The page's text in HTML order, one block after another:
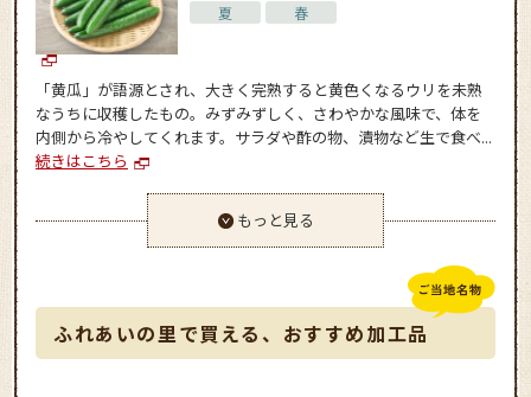
夏 春
「黄瓜」が語源とされ、大きく完熟すると黄色くなるウリを未熟
なうちに収穫したもの。みずみずしく、さわやかな風味で、体を
内側から冷やしてくれます。サラダや酢の物、漬物など生で食べ...
続きはこちら
もっと見る
ふれあいの里で買える、おすすめ加工品